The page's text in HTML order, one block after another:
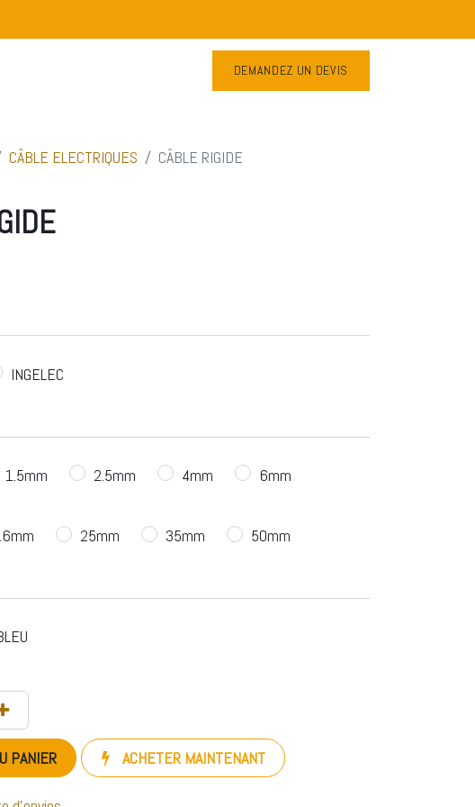
DEMANDEZ UN DEVIS
CÂBLE ELECTRIQUES CÂBLE RIGIDE
INGELEC
1.5mm 2.5mm 4mm 6mm
25mm 35mm 50mm
PANIER ACHETER MAINTENANT